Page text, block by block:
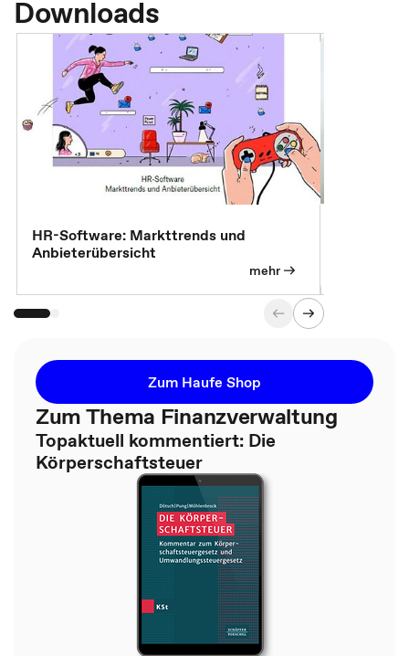
Downloads
HR-Software: Markttrends und
Anbieterübersicht
mehr
Zum Haufe Shop
Zum Thema Finanzverwaltung
Topaktuell kommentiert: Die
Körperschaftsteuer